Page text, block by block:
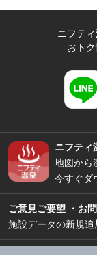
ニフテ
おト
ニフティ
地図から
今すぐダ
ご意見ご要望 ・お
施設データの新規